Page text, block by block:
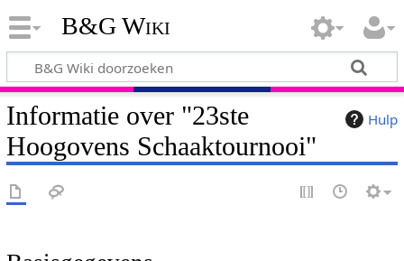
B&G Wiki
Hulp
Informatie over "23ste
Hoogovens Schaaktournooi"